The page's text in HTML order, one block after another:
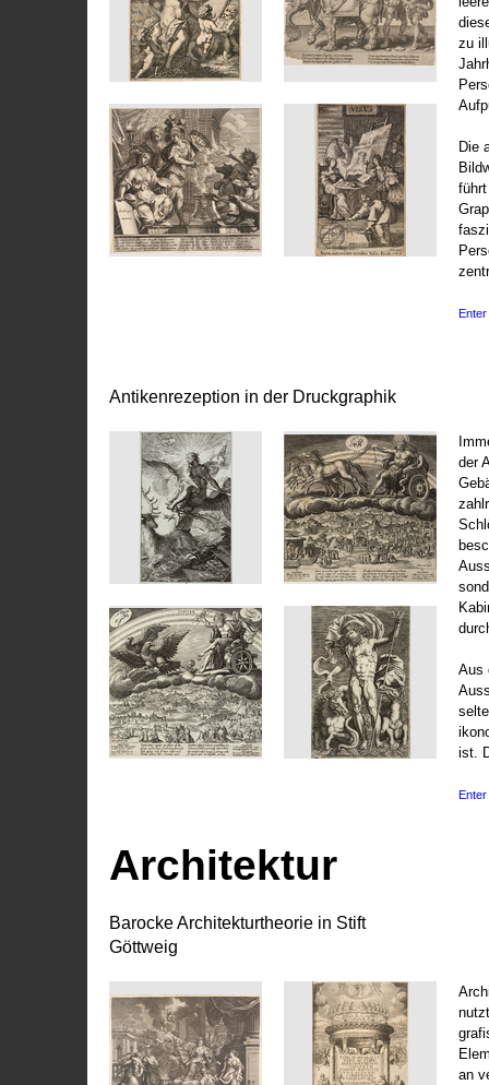
zu
Die
Enter
Antikenrezeption in der Druckgraphik
der
Aus
ist.
Enter
Architektur
Barocke Architekturtheorie in Stift
Göttweig
an